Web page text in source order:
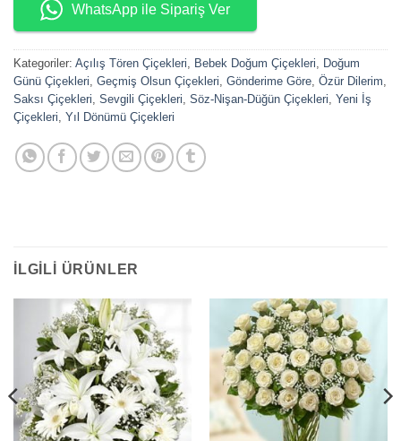
WhatsApp ile Sipariş Ver
Kategoriler: Açılış Tören Çiçekleri, Bebek Doğum Çiçekleri, Doğum
Günü Çiçekleri, Geçmiş Olsun Çiçekleri, Gönderime Göre, Özür Dilerim,
Saksı Çiçekleri, Sevgili Çiçekleri, Söz-Nişan-Düğün Çiçekleri, Yeni İş
Çiçekleri, Yıl Dönümü Çiçekleri
İLGILI ÜRÜNLER